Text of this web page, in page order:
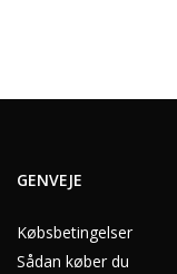
GENVEJE
Købsbetingelser
Sådan køber du